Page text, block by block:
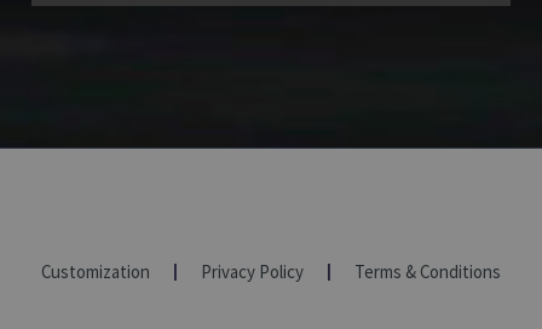
Customization Privacy Policy Terms & Conditions